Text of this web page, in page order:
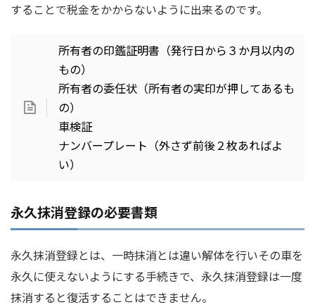
することで税金をかからないように出来るのです。
所有者の印鑑証明書（発行日から３か月以内の
もの）
所有者の委任状（所有者の実印が押してあるも
の）
車検証
ナンバープレート（外さず前後２枚あればよ
い）
永久抹消登録の必要書類
永久抹消登録とは、一時抹消とは違い解体を行いその車を
永久に使えないようにする手続きで、永久抹消登録は一度
抹消すると復活することはできません。